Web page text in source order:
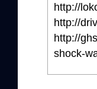
http://
http://
http://
shock-